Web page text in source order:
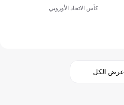
كأس الاتحاد الأوروبي
عرض الكل